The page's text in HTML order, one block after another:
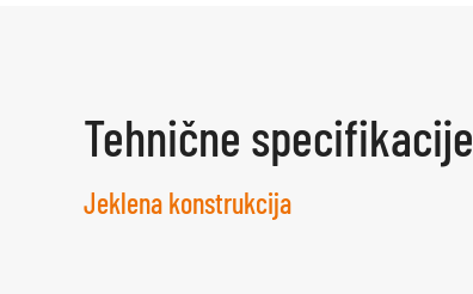
Tehnične specifikacije
Jeklena konstrukcija